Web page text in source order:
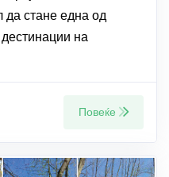
да стане една од
дестинации на
Повеќе